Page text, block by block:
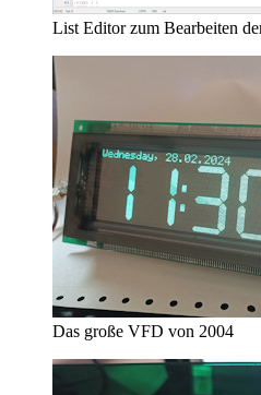
List Editor zum Bearbeiten
Das große VFD von 2004